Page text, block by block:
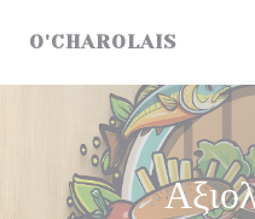
O'CHAROLAIS